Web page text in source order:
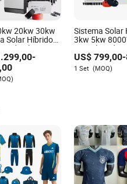
20kw 30kw
Solar Híbrido
de Alta
Todo en Uno
Doméstico
-
Sistema Solar
3kw 5kw
Completo de
Solar de Kw
US$799,00-
1 Set (MOQ)